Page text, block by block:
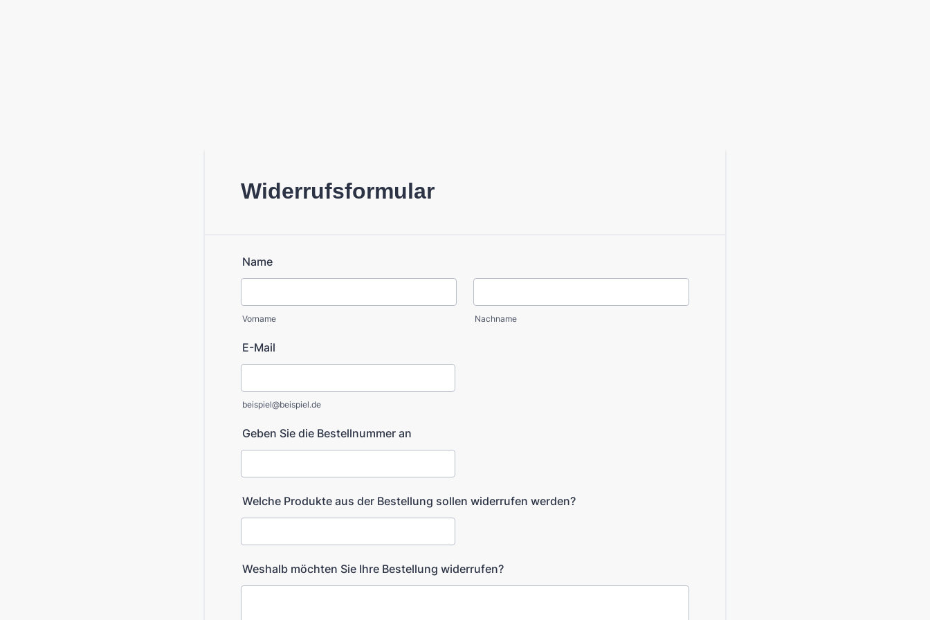
Widerrufsformular
Name
Vorname Nachname
E-Mail
beispiel@beispiel.de
Geben Sie die Bestellnummer an
Welche Produkte aus der Bestellung sollen widerrufen werden?
Weshalb möchten Sie Ihre Bestellung widerrufen?